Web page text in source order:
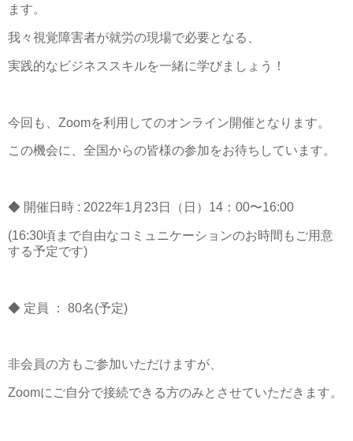
ます。
我々視覚障害者が就労の現場で必要となる、
実践的なビジネススキルを一緒に学びましょう！
今回も、Zoomを利用してのオンライン開催となります。
この機会に、全国からの皆様の参加をお待ちしています。
◆ 開催日時 : 2022年1月23日（日）14：00〜16:00
(16:30頃まで自由なコミュニケーションのお時間もご用意
する予定です)
◆ 定員 ： 80名(予定)
非会員の方もご参加いただけますが、
Zoomにご自分で接続できる方のみとさせていただきます。